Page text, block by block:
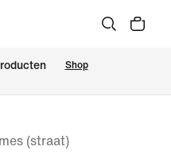
Shop
(straat)